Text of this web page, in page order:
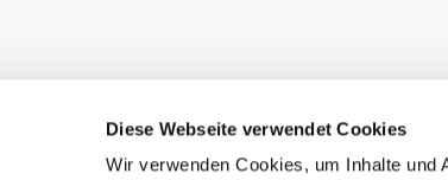
Diese Webseite verwendet Cookies
Wir verwenden Cookies, um Inhalte und